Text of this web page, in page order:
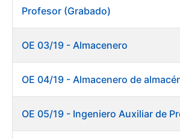
Profesor (Grabado)
OE 03/19 - Almacenero